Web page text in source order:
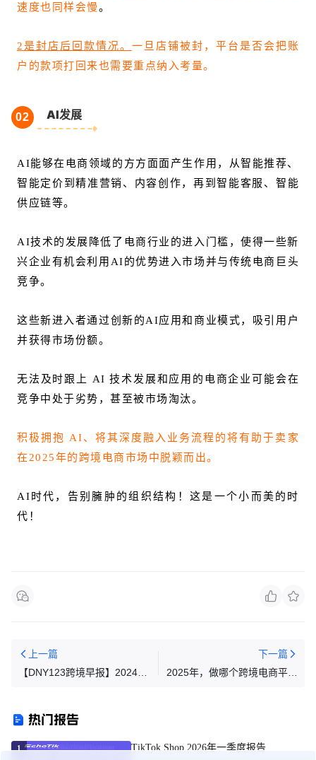
速度也同样会慢。
2是封店后回款情况。 一旦店铺被封，平台是否会把账
户的款项打回来也需要重点纳入考量。
02 AI发展
AI能够在电商领域的方方面面产生作用，从智能推荐、
智能定价到精准营销、内容创作，再到智能客服、智能
供应链等。
AI技术的发展降低了电商行业的进入门槛，使得一些新
兴企业有机会利用AI的优势进入市场并与传统电商巨头
竞争。
这些新进入者通过创新的AI应用和商业模式，吸引用户
并获得市场份额。
无法及时跟上 AI 技术发展和应用的电商企业可能会在
竞争中处于劣势，甚至被市场淘汰。
积极拥抱 AI、将其深度融入业务流程的将有助于卖家
在2025年的跨境电商市场中脱颖而出。
AI时代，告别臃肿的组织结构！这是一个小而美的时
代！
上一篇
【DNY123跨境早报】2024年
部举行会议，聚焦数字化转
认证冒牌家电，中国卖家受查
下一篇
2025年，做哪个跨境电商平台
热门报告
1 TikTok Shop 2026年一季度报告